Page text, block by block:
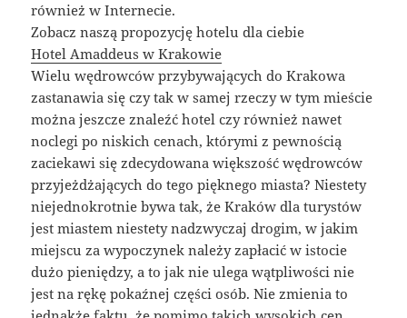
również w Internecie.
Zobacz naszą propozycję hotelu dla ciebie
Hotel Amaddeus w Krakowie
Wielu wędrowców przybywających do Krakowa
zastanawia się czy tak w samej rzeczy w tym mieście
można jeszcze znaleźć hotel czy również nawet
noclegi po niskich cenach, którymi z pewnością
zaciekawi się zdecydowana większość wędrowców
przyjeżdżających do tego pięknego miasta? Niestety
niejednokrotnie bywa tak, że Kraków dla turystów
jest miastem niestety nadzwyczaj drogim, w jakim
miejscu za wypoczynek należy zapłacić w istocie
dużo pieniędzy, a to jak nie ulega wątpliwości nie
jest na rękę pokaźnej części osób. Nie zmienia to